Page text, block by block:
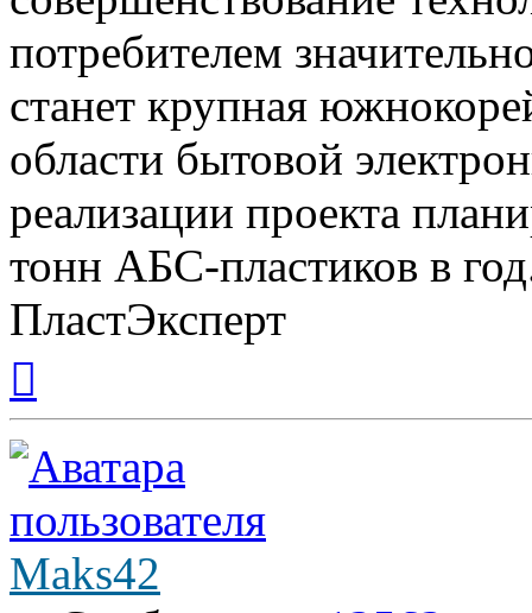
потребителем
станет крупная
области бытовой
реализации проекта
тонн АБС-пластиков в
ПластЭксперт
началу
Maks42